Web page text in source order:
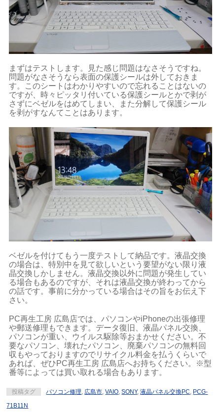
まずはテストします。見た感じ問題はなさそうですね。
問題がなさそうなら表面の保護シールは外しておきま
す。このシートはわかりやすいので忘れることはないの
ですが、時々ピッタリ付いている保護シールとかで剥が
さずにベゼルをはめてしまい、また分解して保護シール
を剥がすなんてことはあります。
ベゼルを付けてもう一度テストして納品です。液晶交換
の場合は、特別中を見て欲しいという要望がない限り液
晶交換しかしません。液晶交換以外に問題が発生してい
る場合もあるのですが、それは液晶交換が終わってから
の話です。事前に分かっている場合はその旨をお伝え下
さい。
PC再生工房 広島店では、パソコンやiPhoneの出張修理
や郵送修理もできます。データ復旧、液晶パネル交換、
パソコンが重い、ウイルス駆除等おまかせください。不
要なパソコン、壊れたパソコン、廃棄パソコンの無料回
収もやっておりますのでリサイクル料金を払うくらいで
あれば、ぜひPC再生工房 広島店へお持ちください。※型
番等によっては買い取れる場合もあります。
投稿タグ パソコン修理, 広島市,VAIO,SONY,液晶パネル交換PC, PCG-
71B11N